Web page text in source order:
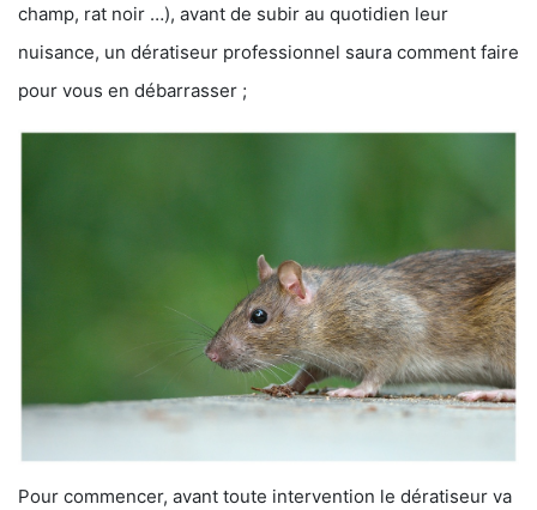
champ, rat noir …), avant de subir au quotidien leur
nuisance, un dératiseur professionnel saura comment faire
pour vous en débarrasser ;
Pour commencer, avant toute intervention le dératiseur va